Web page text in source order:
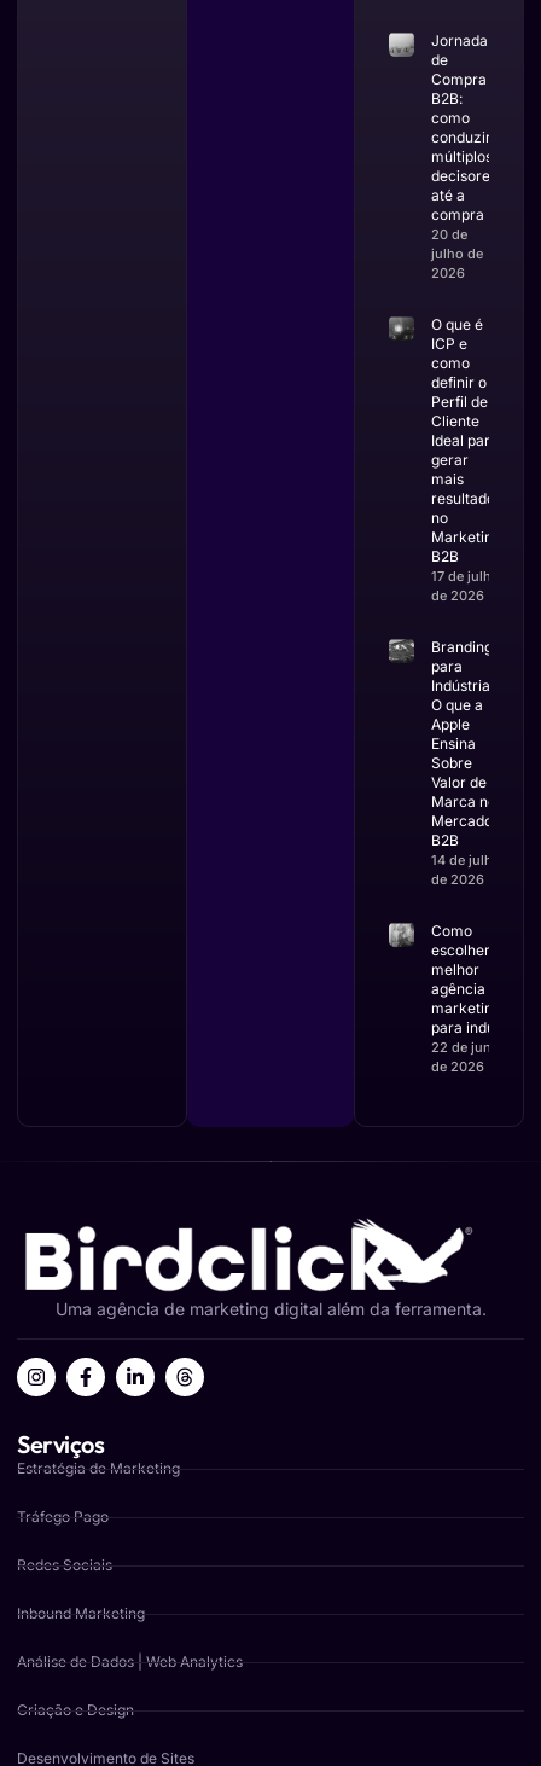
Jornada
de
Compra
B2B:
como
conduzir
múltiplos
decisores
até a
compra
20 de
julho de
2026
O que é
ICP e
como
definir o
Perfil de
Cliente
Ideal para
gerar
mais
resultados
no
Marketing
B2B
17 de julho
de 2026
Branding
para
Indústrias:
O que a
Apple
Ensina
Sobre
Valor de
Marca no
Mercado
B2B
14 de julho
de 2026
Como
escolher a
melhor
agência de
marketing
para indústria
22 de junho
de 2026
Uma agência de marketing digital além da ferramenta.
Serviços
Estratégia de Marketing
Tráfego Pago
Redes Sociais
Inbound Marketing
Análise de Dados | Web Analytics
Criação e Design
Desenvolvimento de Sites